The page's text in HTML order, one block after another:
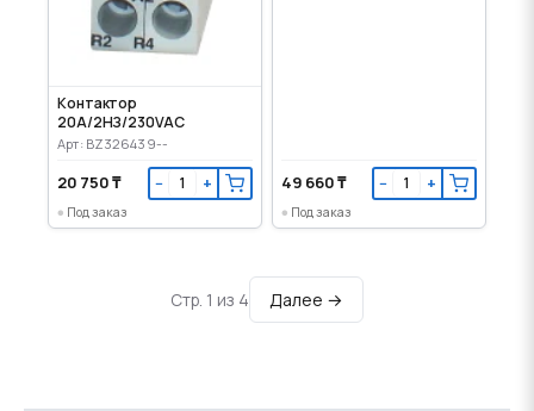
Контактор
20A/2НЗ/230VAC
Арт: BZ326439--
20 750 ₸ − +
Под заказ
49 660 ₸ − +
Под заказ
Стр. 1 из 4 Далее →